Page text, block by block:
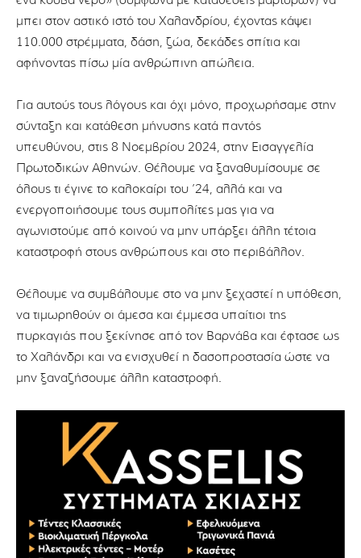
μπει στον αστικό ιστό του Χαλανδρίου, έχοντας κάψει
110.000 στρέμματα, δάση, ζώα, δεκάδες σπίτια και
αφήνοντας πίσω μία ανθρώπινη απώλεια.
Για αυτούς τους λόγους και όχι μόνο, προχωρήσαμε στην
σύνταξη και κατάθεση μήνυσης κατά παντός
υπευθύνου, στις 8 Νοεμβρίου 2024, στην Εισαγγελία
Πρωτοδικών Αθηνών. Θέλουμε να ξαναθυμίσουμε σε
όλους τι έγινε το καλοκαίρι του ’24, αλλά και να
ενεργοποιήσουμε τους συμπολίτες μας για να
αγωνιστούμε από κοινού να μην υπάρξει άλλη τέτοια
καταστροφή στους ανθρώπους και στο περιβάλλον.
Θέλουμε να συμβάλουμε στο να μην ξεχαστεί η υπόθεση,
να τιμωρηθούν οι άμεσα και έμμεσα υπαίτιοι της
πυρκαγιάς που ξεκίνησε από τον Βαρνάβα και έφτασε ως
το Χαλάνδρι και να ενισχυθεί η δασοπροστασία ώστε να
μην ξαναζήσουμε άλλη καταστροφή.